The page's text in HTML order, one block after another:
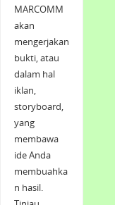
MARCOMM
akan
mengerjakan
bukti, atau
dalam hal
iklan,
storyboard,
yang
membawa
ide Anda
membuahka
n hasil.